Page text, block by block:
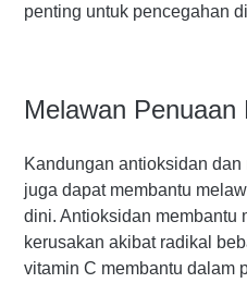
penting untuk pencegahan
Melawan Penuaan
Kandungan antioksidan
juga dapat membantu
dini. Antioksidan membantu
kerusakan akibat radikal
vitamin C membantu dalam